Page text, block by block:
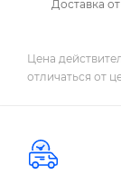
Доставка
Цена
отличаться от